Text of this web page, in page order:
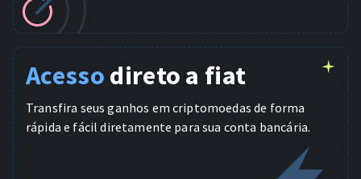
Acesso direto a fiat
Transfira seus ganhos em criptomoedas de forma
rápida e fácil diretamente para sua conta bancária.